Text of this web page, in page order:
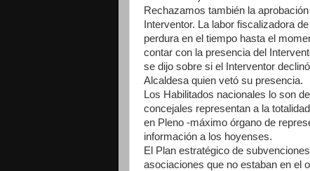
Rechazamos también la
Interventor. La labor fiscalizadora
perdura en el tiempo hasta el
contar con la presencia del
se dijo sobre si el Interventor
Alcaldesa quien vetó su presencia.
Los Habilitados nacionales lo son
concejales representan a la
en Pleno -máximo órgano de
información a los hoyenses.
El Plan estratégico de
asociaciones que no estaban en el